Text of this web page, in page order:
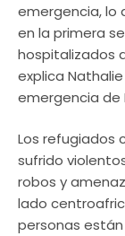
emergencia, lo
en la primera
hospitalizados
explica
emergencia de
Los refugiados
sufrido
robos y
lado
personas